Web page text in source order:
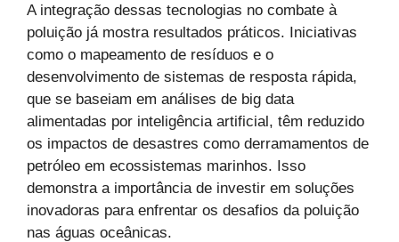
A integração dessas tecnologias no combate à
poluição já mostra resultados práticos. Iniciativas
como o mapeamento de resíduos e o
desenvolvimento de sistemas de resposta rápida,
que se baseiam em análises de big data
alimentadas por inteligência artificial, têm reduzido
os impactos de desastres como derramamentos de
petróleo em ecossistemas marinhos. Isso
demonstra a importância de investir em soluções
inovadoras para enfrentar os desafios da poluição
nas águas oceânicas.